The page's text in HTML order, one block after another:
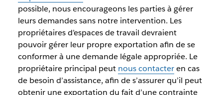
possible, nous encourageons les parties à gérer
leurs demandes sans notre intervention. Les
propriétaires d’espaces de travail devraient
pouvoir gérer leur propre exportation afin de se
conformer à une demande légale appropriée. Le
propriétaire principal peut nous contacteren cas
de besoin d’assistance, afin de s’assurer qu’il peut
obtenir une exportation du fait d’une contrainte